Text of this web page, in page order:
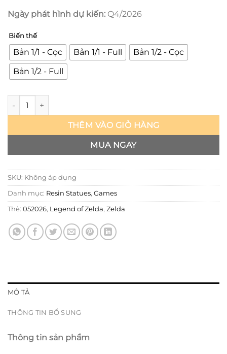
Ngày phát hình dự kiến: Q4/2026
Biến thế
Bản 1/1 - Cọc Bản 1/1 - Full
Bản 1/2 - Cọc
Bản 1/2 - Full
Legend of Zelda - Zelda - HOT số lượng
THÊM VÀO GIỎ HÀNG
MUA NGAY
SKU: Không áp dụng
Danh mục: Resin Statues, Games
Thẻ: 052026, Legend of Zelda, Zelda
MÔ TẢ
THÔNG TIN BỔ SUNG
Thông tin sản phẩm